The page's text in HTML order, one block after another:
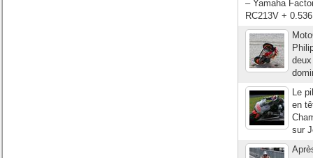
– Yamaha
RC213V +
Le
en
sur